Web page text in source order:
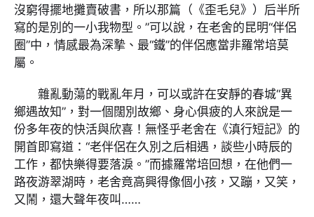
沒窮得擺地攤賣破書，所以那篇（《歪毛兒》）后半所
寫的是別的一小我物型。”可以說，在老舍的昆明“伴侶
圈”中，情感最為深摯、最“鐵”的伴侶應當非羅常培莫
屬。
雜亂動蕩的戰亂年月，可以或許在安靜的春城“異
鄉遇故知”，對一個闊別故鄉、身心俱疲的人來說是一
份多年夜的快活與欣喜！無怪乎老舍在《滇行短記》的
開首即寫道：“老伴侶在久別之后相遇，談些小時辰的
工作，都快樂得要落淚。”而據羅常培回想，在他們一
路夜游翠湖時，老舍竟高興得像個小孩，又蹦，又笑，
又鬧，還大聲年夜叫……